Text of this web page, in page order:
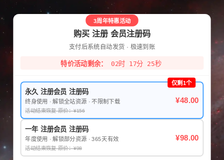
3周年特惠活动
购买 注册 会员注册码
支付后系统自动发货 · 极速到账
特价活动剩余： 02时 17分 25秒
仅剩1个
永久 注册会员 注册码
终身使用 · 解锁全站资源 · 不限制下载
活动结束恢复 原价：¥156
¥48.00
一年 注册会员 注册码
年度使用 · 解锁部分资源 · 365天有效
活动结束恢复 原价：¥98
¥98.00